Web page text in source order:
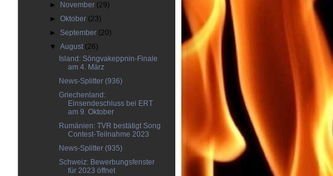
►
November (29)
►Oktober (23)
► September (20)
▼August (26)
Island: Söngvakeppnin-Finale
am 4. März
News-Splitter (936)
Griechenland:
Einsendeschluss bei ERT
am 9. Oktober
Rumänien: TVR bestätigt Song
Contest-Teilnahme 2023
News-Splitter (935)
Schweiz: Bewerbungsfenster
für 2023 öffnet